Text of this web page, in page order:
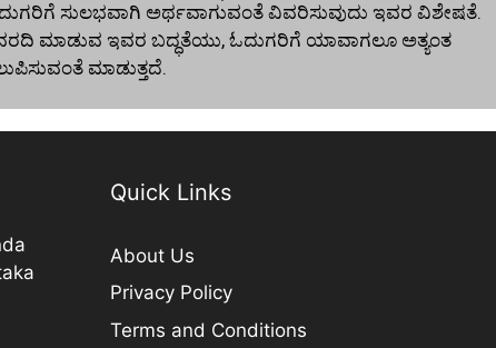
ಸುಲಭವಾಗಿ ಅರ್ಥವಾಗುವಂತೆ ವಿವರಿಸುವುದು ಇವರ ವಿಶೇಷತೆ.
ವರದಿ ಮಾಡುವ ಇವರ ಬದ್ಧತೆಯು, ಓದುಗರಿಗೆ ಯಾವಾಗಲೂ ಅತ್ಯಂತ
ಮಾಡುತ್ತದೆ.
Quick Links
About Us
Privacy Policy
Terms and Conditions